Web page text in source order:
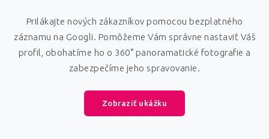
Prilákajte nových zákazníkov pomocou bezplatného
záznamu na Googli. Pomôžeme Vám správne nastaviť Váš
profil, obohatíme ho o 360° panoramatické fotografie a
zabezpečíme jeho spravovanie.
Zobraziť ukážku